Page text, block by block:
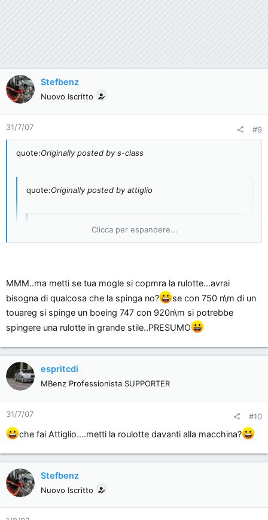
Stefbenz
Nuovo Iscritto
31/7/07 #9
quote:Originally posted by s-class
quote:Originally posted by attiglio
Originally posted by s-class
Ferrari 599 GTB Fiorano
Lexus LS 600h
Lexus IS 220d
Mercedes E 420 CDI EVO
Mercedes C 63 AMG
Subaru Impreza WRX STI
Clicca per espandere...
coppia originale da riuscire a muoversi
...920\nm e 347
cv potrebbe bastare però
non penso, mi saprei accontentare[8D]
Clicca per espandere...
MMM..ma metti se tua mogle si copmra la rulotte...avrai
bisogna di qualcosa che la spinga no?
se con 750 n\m di un
touareg si spinge un boeing 747 con 920n\m si potrebbe
spingere una rulotte in grande stile..PRESUMO
espritcdi
MBenz Professionista SUPPORTER
31/7/07 #10
che fai Attiglio....metti la roulotte davanti alla macchina?
Stefbenz
Nuovo Iscritto